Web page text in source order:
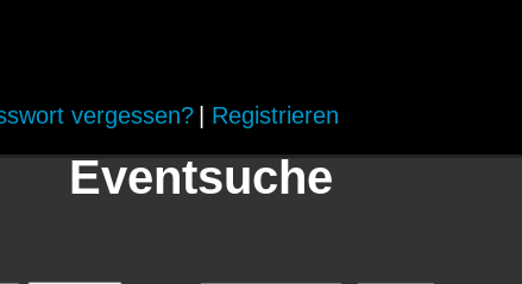
vergessen? Registrieren
Eventsuche